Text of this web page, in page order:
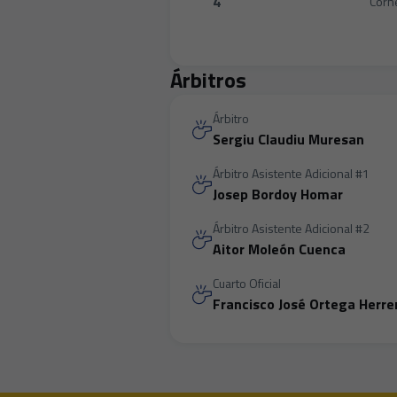
Corners:Real Murcia CF 4 versus
Árbitros
Árbitro
Sergiu Claudiu Muresan
Árbitro Asistente Adicional #1
Josep Bordoy Homar
Árbitro Asistente Adicional #2
Aitor Moleón Cuenca
Cuarto Oficial
Francisco José Ortega